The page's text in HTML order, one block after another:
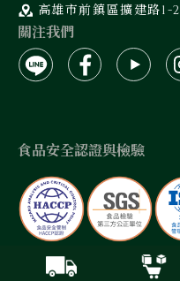
高雄市前鎮區擴建路1-
關注我們
食品安全認證與檢驗
藻作坊有限公司 / 統編